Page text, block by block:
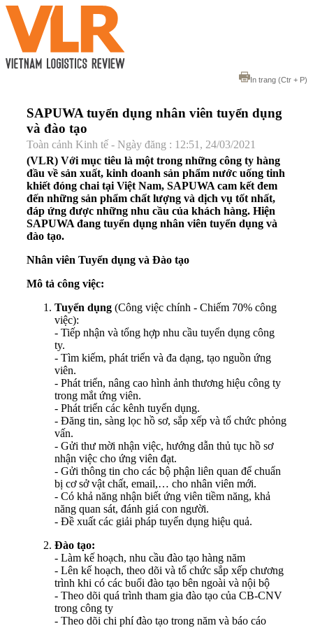
In trang (Ctr + P)
SAPUWA tuyển dụng nhân viên tuyển dụng
và đào tạo
Toàn cảnh Kinh tế - Ngày đăng : 12:51, 24/03/2021
(VLR) Với mục tiêu là một trong những công ty hàng
đầu về sản xuất, kinh doanh sản phẩm nước uống tinh
khiết đóng chai tại Việt Nam, SAPUWA cam kết đem
đến những sản phẩm chất lượng và dịch vụ tốt nhất,
đáp ứng được những nhu cầu của khách hàng. Hiện
SAPUWA đang tuyển dụng nhân viên tuyển dụng và
đào tạo.
Nhân viên Tuyển dụng và Đào tạo
Mô tả công việc:
Tuyển dụng (Công việc chính - Chiếm 70% công
việc):
- Tiếp nhận và tổng hợp nhu cầu tuyển dụng công
ty.
- Tìm kiếm, phát triển và đa dạng, tạo nguồn ứng
viên.
- Phát triển, nâng cao hình ảnh thương hiệu công ty
trong mắt ứng viên.
- Phát triển các kênh tuyển dụng.
- Đăng tin, sàng lọc hồ sơ, sắp xếp và tổ chức phỏng
vấn.
- Gửi thư mời nhận việc, hướng dẫn thủ tục hồ sơ
nhận việc cho ứng viên đạt.
- Gửi thông tin cho các bộ phận liên quan để chuẩn
bị cơ sở vật chất, email,… cho nhân viên mới.
- Có khả năng nhận biết ứng viên tiềm năng, khả
năng quan sát, đánh giá con người.
- Đề xuất các giải pháp tuyển dụng hiệu quả.
Đào tạo:
- Làm kế hoạch, nhu cầu đào tạo hàng năm
- Lên kế hoạch, theo dõi và tổ chức sắp xếp chương
trình khi có các buổi đào tạo bên ngoài và nội bộ
- Theo dõi quá trình tham gia đào tạo của CB-CNV
trong công ty
- Theo dõi chi phí đào tạo trong năm và báo cáo